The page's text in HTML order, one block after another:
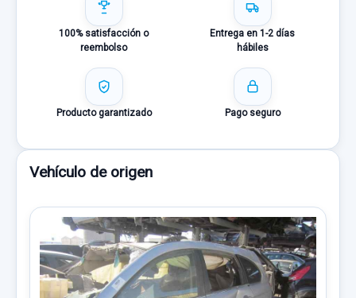
100% satisfacción o
reembolso
Entrega en 1-2 días
hábiles
Producto garantizado Pago seguro
Vehículo de origen